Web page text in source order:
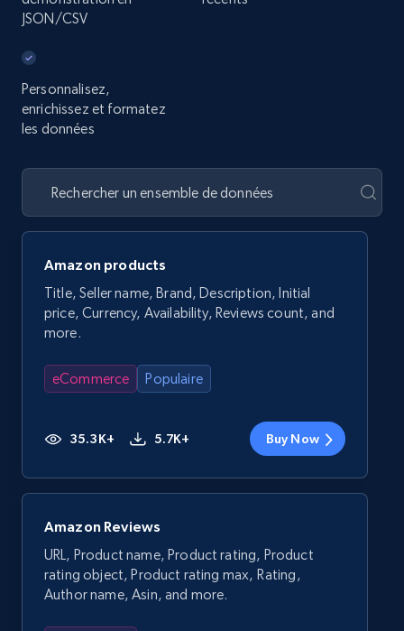
JSON/CSV
Personnalisez,
enrichissez et formatez
les données
Amazon products
Title, Seller name, Brand, Description, Initial
price, Currency, Availability, Reviews count, and
more.
eCommerce Populaire
35.3K+ 5.7K+ Buy Now
Amazon Reviews
URL, Product name, Product rating, Product
rating object, Product rating max, Rating,
Author name, Asin, and more.